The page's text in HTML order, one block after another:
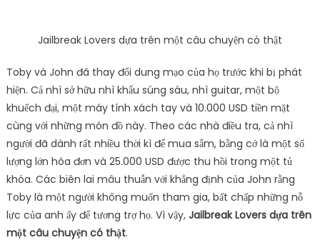
Jailbreak Lovers dựa trên một câu chuyện có thật
Toby và John đã thay đổi dung mạo của họ trước khi bị phát
hiện. Cả nhì sở hữu nhì khẩu súng sáu, nhì guitar, một bộ
khuếch đại, một máy tính xách tay và 10.000 USD tiền mặt
cùng với những món đồ này. Theo các nhà điều tra, cả nhì
người đã dành rất nhiều thời kì để mua sắm, bằng cớ là một số
lượng lớn hóa đơn và 25.000 USD được thu hồi trong một tủ
khóa. Các biên lai mâu thuẫn với khẳng định của John rằng
Toby là một người không muốn tham gia, bất chấp những nỗ
lực của anh ấy để tương trợ họ. Vì vậy, Jailbreak Lovers dựa trên
một câu chuyện có thật.